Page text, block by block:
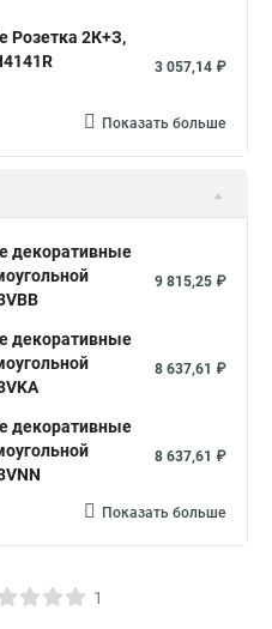
Розетка 2К+З,
3 057,14 ₽
Показать больше
декоративные
9 815,25 ₽
декоративные
8 637,61 ₽
декоративные
8 637,61 ₽
Показать больше
1